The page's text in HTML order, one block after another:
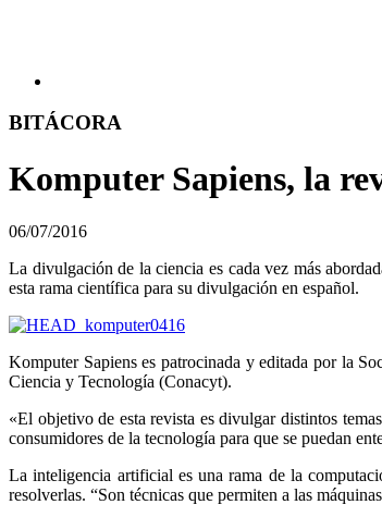
BITÁCORA
Komputer Sapiens, la
06/07/2016
La divulgación de la ciencia es cada vez más
esta rama científica para su divulgación en español.
Komputer Sapiens es patrocinada y editada por la
Ciencia y Tecnología (Conacyt).
«El objetivo de esta revista es divulgar distintos
consumidores de la tecnología para que se puedan
La inteligencia artificial es una rama de la
resolverlas. “Son técnicas que permiten a las